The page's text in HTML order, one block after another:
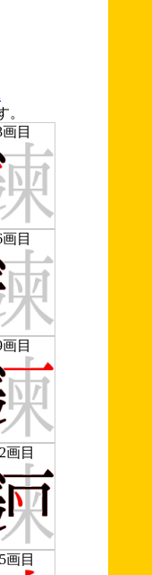
。
画目
画目
画目
画目
画目